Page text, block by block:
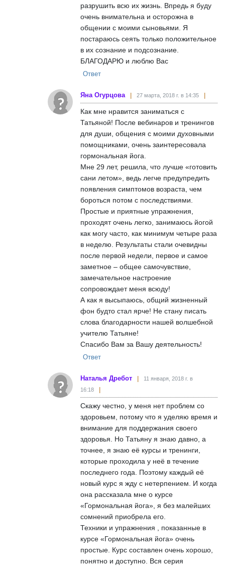
разрушить всю их жизнь. Впредь я буду
очень внимательна и осторожна в
общении с моими сыновьями. Я
постараюсь сеять только положительное
в их сознание и подсознание.
БЛАГОДАРЮ и люблю Вас
Ответ
Яна Огурцова 27 марта, 2018 г. в 14:35
Как мне нравится заниматься с
Татьяной! После вебинаров и тренингов
для души, общения с моими духовными
помощниками, очень заинтересовала
гормональная йога.
Мне 29 лет, решила, что лучше «готовить
сани летом», ведь легче предупредить
появления симптомов возраста, чем
бороться потом с последствиями.
Простые и приятные упражнения,
проходят очень легко, занимаюсь йогой
как могу часто, как минимум четыре раза
в неделю. Результаты стали очевидны
после первой недели, первое и самое
заметное – общее самочувствие,
замечательное настроение
сопровождает меня всюду!
А как я высыпаюсь, общий жизненный
фон будто стал ярче! Не стану писать
слова благодарности нашей волшебной
учителю Татьяне!
Спасибо Вам за Вашу деятельность!
Ответ
Наталья Дребот
11 января, 2018 г. в
16:18
Скажу честно, у меня нет проблем со
здоровьем, потому что я уделяю время и
внимание для поддержания своего
здоровья. Но Татьяну я знаю давно, а
точнее, я знаю её курсы и тренинги,
которые проходила у неё в течение
последнего года. Поэтому каждый её
новый курс я жду с нетерпением. И когда
она рассказала мне о курсе
«Гормональная йога», я без малейших
сомнений приобрела его.
Техники и упражнения , показанные в
курсе «Гормональная йога» очень
простые. Курс составлен очень хорошо,
понятно и доступно. Вся серия